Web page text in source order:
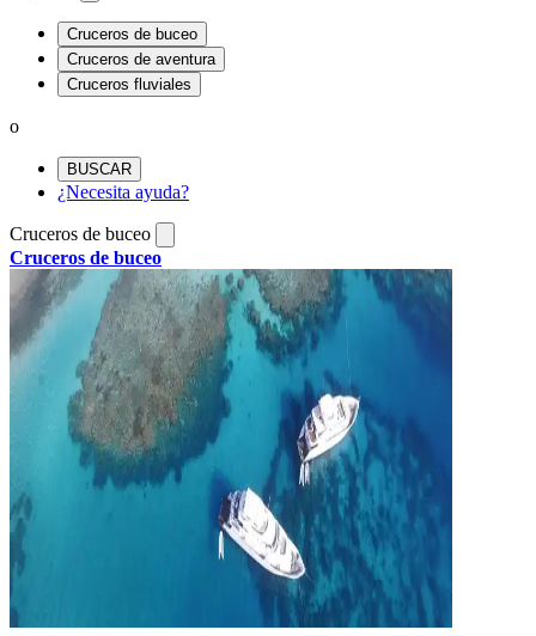
Cruceros de buceo
Cruceros de aventura
Cruceros fluviales
o
BUSCAR
¿Necesita ayuda?
Cruceros de buceo
Cruceros de buceo